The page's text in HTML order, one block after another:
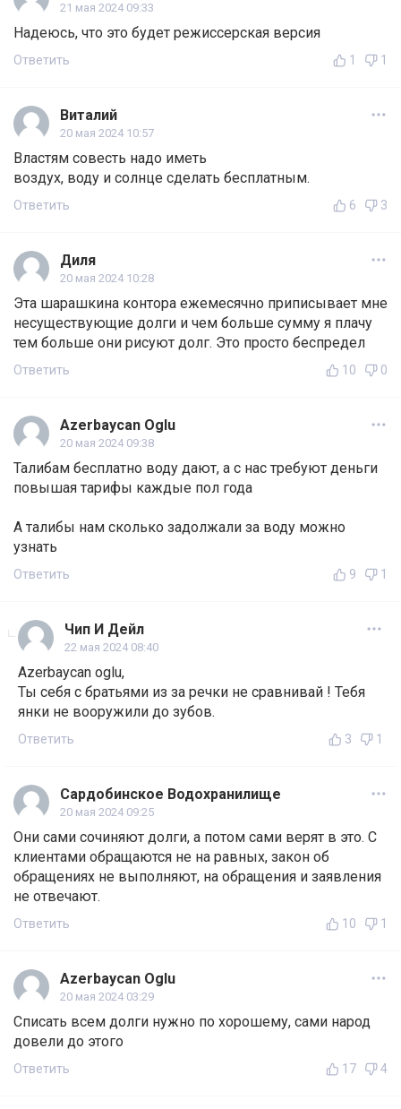
21 мая 2024 09:33
Надеюсь, что это будет режиссерская версия
Ответить 1 1
Виталий
20 мая 2024 10:57
Властям совесть надо иметь
воздух, воду и солнце сделать бесплатным.
Ответить 6 3
Диля
20 мая 2024 10:28
Эта шарашкина контора ежемесячно приписывает мне
несуществующие долги и чем больше сумму я плачу
тем больше они рисуют долг. Это просто беспредел
Ответить 10 0
Azerbaycan Oglu
20 мая 2024 09:38
Талибам бесплатно воду дают, а с нас требуют деньги
повышая тарифы каждые пол года
А талибы нам сколько задолжали за воду можно
узнать
Ответить 9 1
Чип И Дейл
22 мая 2024 08:40
Azerbaycan oglu,
Ты себя с братьями из за речки не сравнивай ! Тебя
янки не вооружили до зубов.
Ответить 3 1
Сардобинское Водохранилище
20 мая 2024 09:25
Они сами сочиняют долги, а потом сами верят в это. С
клиентами обращаются не на равных, закон об
обращениях не выполняют, на обращения и заявления
не отвечают.
Ответить 10 1
Azerbaycan Oglu
20 мая 2024 03:29
Списать всем долги нужно по хорошему, сами народ
довели до этого
Ответить 17 4